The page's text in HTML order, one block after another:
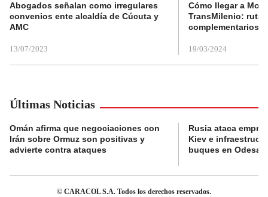
Abogados señalan como irregulares
convenios ente alcaldía de Cúcuta y
AMC
13/07/2023
Cómo llegar a
TransMilenio:
complementarios
19/03/2024
Últimas Noticias
Omán afirma que negociaciones con
Irán sobre Ormuz son positivas y
advierte contra ataques
Rusia ataca
Kiev e
buques en Odesa
© CARACOL S.A. Todos los derechos reservados.